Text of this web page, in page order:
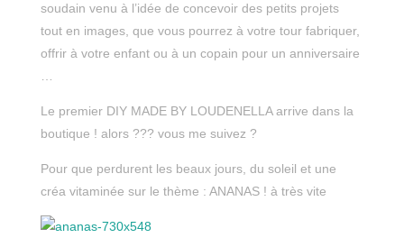
soudain venu à l’idée de concevoir des petits projets
tout en images, que vous pourrez à votre tour fabriquer,
offrir à votre enfant ou à un copain pour un anniversaire
Le premier DIY MADE BY LOUDENELLA arrive dans la
boutique ! alors ??? vous me suivez ?
Pour que perdurent les beaux jours, du soleil et une
créa vitaminée sur le thème : ANANAS ! à très vite